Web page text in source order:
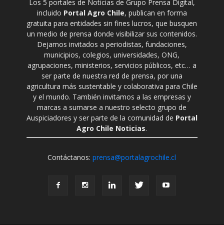
Los 5 portales de Noticias de Grupo Prensa Digital,
incluido Portal Agro Chile, publican en forma
gratuita para entidades sin fines lucros, que busquen
un medio de prensa donde visibilizar sus contenidos.
Dejamos invitados a periodistas, fundaciones,
municipios, colegios, universidades, ONG,
agrupaciones, ministerios, servicios públicos, etc… a
ser parte de nuestra red de prensa, por una
agricultura más sustentable y colaborativa para Chile
y el mundo. También invitamos a las empresas y
marcas a sumarse a nuestro selecto grupo de
Auspiciadores y ser parte de la comunidad de Portal
Agro Chile Noticias.
Contáctanos:prensa@portalagrochile.cl